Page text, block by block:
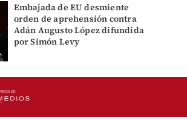
Embajada de EU desmiente
orden de aprehensión contra
Adán Augusto López difundida
por Simón Levy